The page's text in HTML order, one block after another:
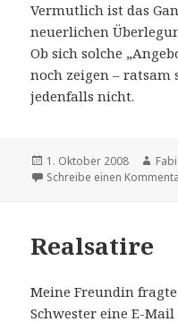
Vermutlich ist das
neuerlichen
Ob sich solche
noch zeigen –
jedenfalls nicht.
Veröffentlicht
am
1. Oktober 2008
Schreibe einen
Realsatire
Meine Freundin
Schwester eine E-Mail